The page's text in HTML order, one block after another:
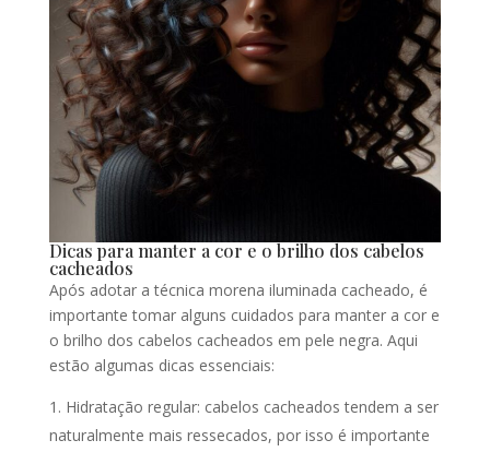
Dicas para manter a cor e o brilho dos cabelos
cacheados
Após adotar a técnica morena iluminada cacheado, é
importante tomar alguns cuidados para manter a cor e
o brilho dos cabelos cacheados em pele negra. Aqui
estão algumas dicas essenciais:
Hidratação regular: cabelos cacheados tendem a ser
naturalmente mais ressecados, por isso é importante